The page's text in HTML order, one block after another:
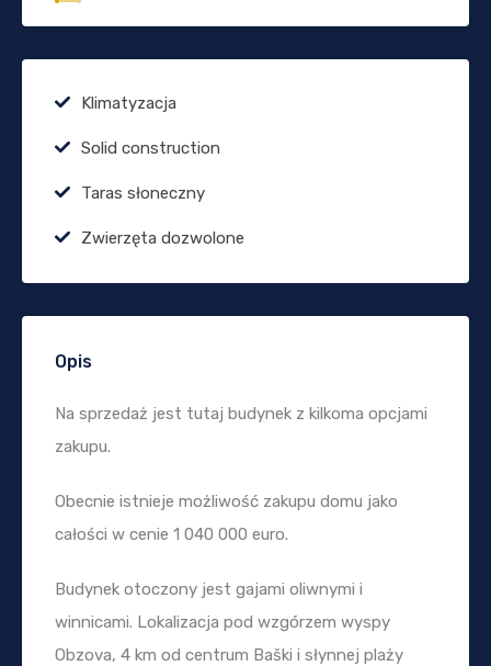
Klimatyzacja
Solid construction
Taras słoneczny
Zwierzęta dozwolone
Opis
Na sprzedaż jest tutaj budynek z kilkoma opcjami
zakupu.
Obecnie istnieje możliwość zakupu domu jako
całości w cenie 1 040 000 euro.
Budynek otoczony jest gajami oliwnymi i
winnicami. Lokalizacja pod wzgórzem wyspy
Obzova, 4 km od centrum Baški i słynnej plaży